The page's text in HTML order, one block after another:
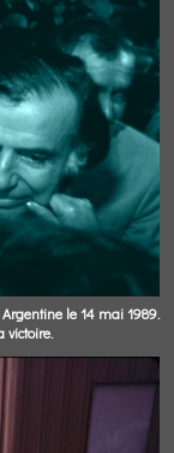
le 14 mai 1989.
victoire.